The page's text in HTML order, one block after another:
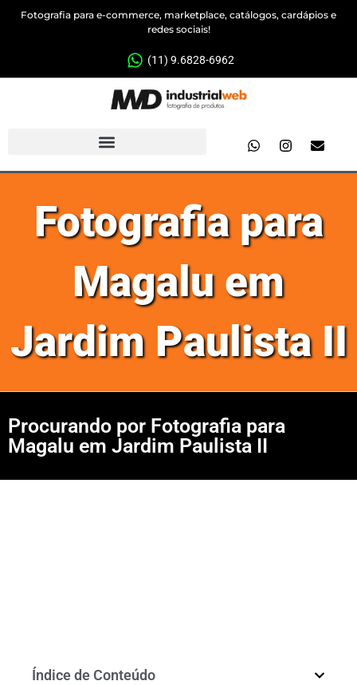
Fotografia para e-commerce, marketplace, catálogos, cardápios e
redes sociais!
(11) 9.6828-6962
Fotografia para
Magalu em
Jardim Paulista II
Procurando por Fotografia para
Magalu em Jardim Paulista II
Índice de Conteúdo